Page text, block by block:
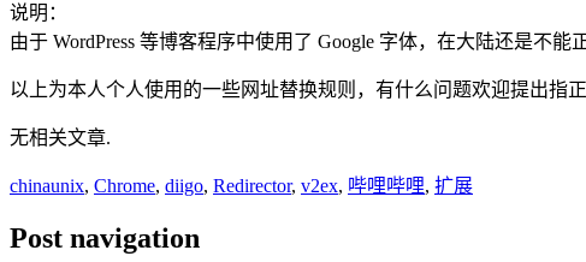
说明：
由于 WordPress 等博客程序中使用了 Google 字体，在大陆还是不
以上为本人个人使用的一些网址替换规则，有什么问题欢迎提出指
无相关文章.
chinaunix, Chrome, diigo, Redirector, v2ex, 哔哩哔哩, 扩展
Post navigation